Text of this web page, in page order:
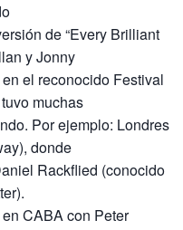
de “Every Brilliant
y Jonny
el reconocido Festival
muchas
Por ejemplo: Londres
donde
Rackflied (conocido
CABA con Peter